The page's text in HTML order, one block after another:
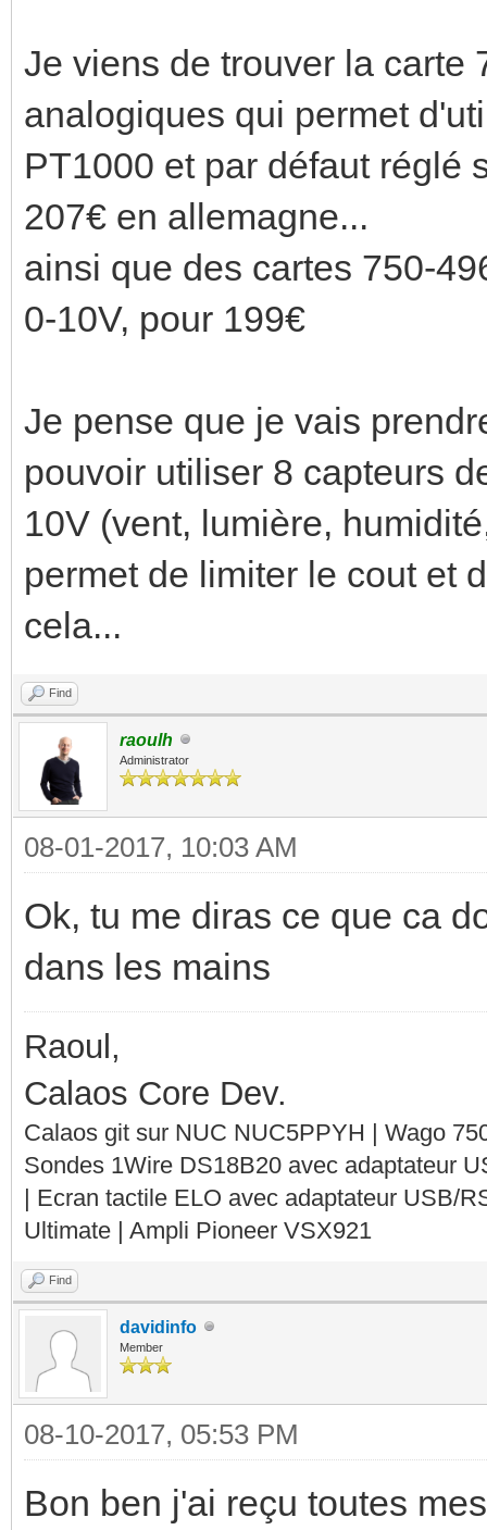
Je viens de trouver la carte
analogiques qui permet
PT1000 et par défaut réglé
207€ en allemagne...
ainsi que des cartes 750-
0-10V, pour 199€
Je pense que je vais
pouvoir utiliser 8 capteurs
10V (vent, lumière,
permet de limiter le cout et
cela...
Find
raoulh
Administrator
08-01-2017, 10:03 AM
Ok, tu me diras ce que ca
dans les mains
Raoul,
Calaos Core Dev.
Calaos git sur NUC NUC5PPYH | Wago
Sondes 1Wire DS18B20 avec adaptateur
| Ecran tactile ELO avec adaptateur USB/
Ultimate | Ampli Pioneer VSX921
Find
davidinfo
Member
08-10-2017, 05:53 PM
Bon ben j'ai reçu toutes